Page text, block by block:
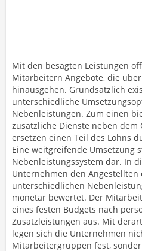
Mit den besagten Leistungen
Mitarbeitern Angebote, die
hinausgehen. Grundsätzlich
unterschiedliche
Nebenleistungen. Zum einen
zusätzliche Dienste neben dem
ersetzen einen Teil des Lohns
Eine weitgreifende Umsetzung
Nebenleistungssystem dar. In
Unternehmen den
unterschiedlichen
monetär bewertet. Der
eines festen Budgets nach
Zusatzleistungen aus. Mit
legen sich die Unternehmen
Mitarbeitergruppen fest,